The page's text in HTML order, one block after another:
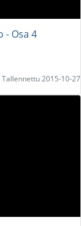
- Osa 4
Tallennettu 2015-10-27